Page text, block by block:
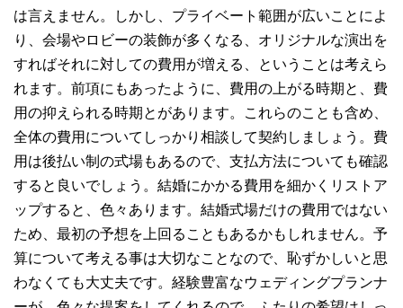
は言えません。しかし、プライベート範囲が広いことによ
り、会場やロビーの装飾が多くなる、オリジナルな演出を
すればそれに対しての費用が増える、ということは考えら
れます。前項にもあったように、費用の上がる時期と、費
用の抑えられる時期とがあります。これらのことも含め、
全体の費用についてしっかり相談して契約しましょう。費
用は後払い制の式場もあるので、支払方法についても確認
すると良いでしょう。結婚にかかる費用を細かくリストア
ップすると、色々あります。結婚式場だけの費用ではない
ため、最初の予想を上回ることもあるかもしれません。予
算について考える事は大切なことなので、恥ずかしいと思
わなくても大丈夫です。経験豊富なウェディングプランナ